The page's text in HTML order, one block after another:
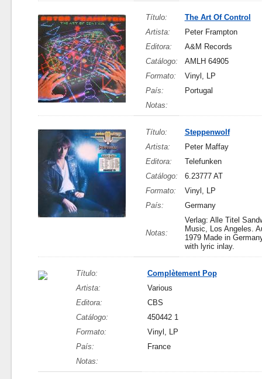
Título:
The Art Of Control
Artista:
Peter Frampton
Editora:
A&M Records
Catálogo:
AMLH 64905
Formato:
Vinyl, LP
País:
Portugal
Notas:
Título:
Steppenwolf
Artista:
Peter Maffay
Editora:
Telefunken
Catálogo:
6.23777 AT
Formato:
Vinyl, LP
País:
Germany
Notas:
Verlag: Alle Titel
Music, Los Angeles.
1979 Made in
with lyric inlay.
Título:
Complètement Pop
Artista:
Various
Editora:
CBS
Catálogo:
450442 1
Formato:
Vinyl, LP
País:
France
Notas: